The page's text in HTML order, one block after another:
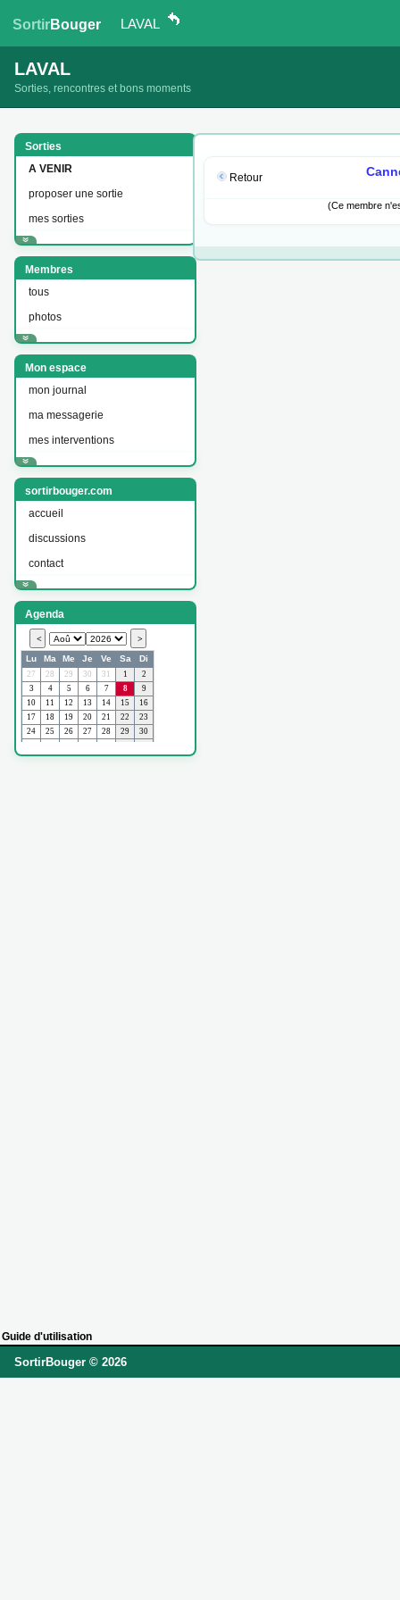
SortirBouger LAVAL
LAVAL
Sorties, rencontres et bons moments
Sorties
A VENIR
proposer une sortie
mes sorties
Membres
tous
photos
Mon espace
mon journal
ma messagerie
mes interventions
sortirbouger.com
accueil
discussions
contact
Agenda
Retour
(Ce membre
Guide d'utilisation
SortirBouger © 2026